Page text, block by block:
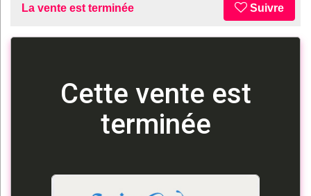
La vente est terminée Suivre
Cette vente est
terminée